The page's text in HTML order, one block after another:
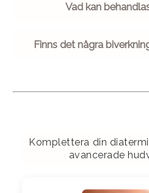
Vad kan
Finns det några
Komplettera din
avancerade